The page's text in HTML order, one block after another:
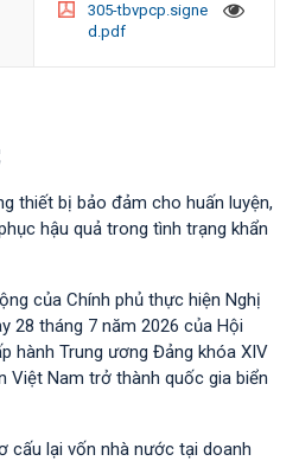
305-tbvpcp.signe
d.pdf
thiết bị bảo đảm cho huấn luyện,
hậu quả trong tình trạng khẩn
của Chính phủ thực hiện Nghị
28 tháng 7 năm 2026 của Hội
hành Trung ương Đảng khóa XIV
Việt Nam trở thành quốc gia biển
cấu lại vốn nhà nước tại doanh